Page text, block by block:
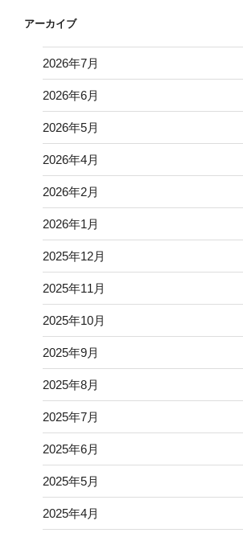
アーカイブ
2026年7月
2026年6月
2026年5月
2026年4月
2026年2月
2026年1月
2025年12月
2025年11月
2025年10月
2025年9月
2025年8月
2025年7月
2025年6月
2025年5月
2025年4月